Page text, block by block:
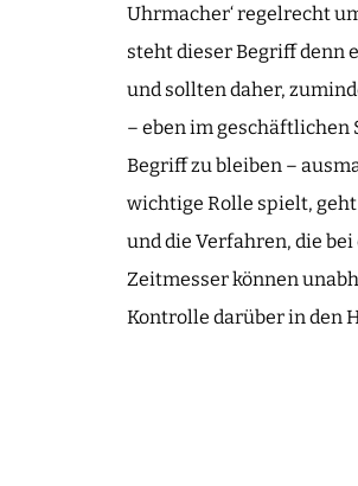
Uhrmacher‘ regelrecht
steht dieser Begriff denn
und sollten daher,
– eben im geschäftlichen
Begriff zu bleiben –
wichtige Rolle spielt,
und die Verfahren, die
Zeitmesser können
Kontrolle darüber in den